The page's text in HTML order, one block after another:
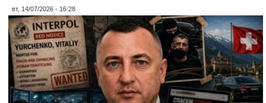
вт, 14/07/2026 - 16:28